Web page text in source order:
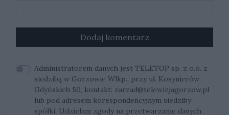
Dodaj komentarz
Administratorem danych jest TELETOP sp. z o.o. z
siedzibą w Gorzowie Wlkp., przy ul. Kosynierów
Gdyńskich 50, kontakt: zarzad@telewizjagorzow.pl
lub pod adresem korespondencyjnym siedziby
spółki. Udzielam zgody na przetwarzanie danych